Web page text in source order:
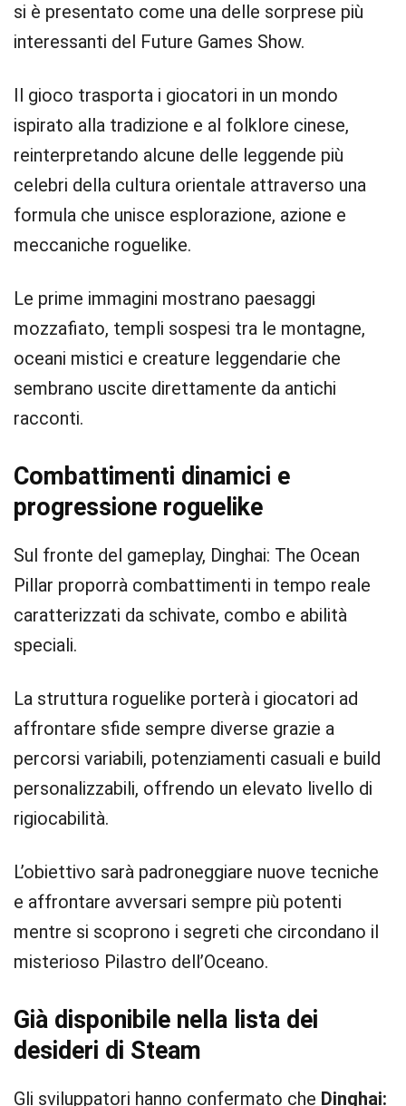
si è presentato come una delle sorprese più
interessanti del Future Games Show.
Il gioco trasporta i giocatori in un mondo
ispirato alla tradizione e al folklore cinese,
reinterpretando alcune delle leggende più
celebri della cultura orientale attraverso una
formula che unisce esplorazione, azione e
meccaniche roguelike.
Le prime immagini mostrano paesaggi
mozzafiato, templi sospesi tra le montagne,
oceani mistici e creature leggendarie che
sembrano uscite direttamente da antichi
racconti.
Combattimenti dinamici e
progressione roguelike
Sul fronte del gameplay, Dinghai: The Ocean
Pillar proporrà combattimenti in tempo reale
caratterizzati da schivate, combo e abilità
speciali.
La struttura roguelike porterà i giocatori ad
affrontare sfide sempre diverse grazie a
percorsi variabili, potenziamenti casuali e build
personalizzabili, offrendo un elevato livello di
rigiocabilità.
L’obiettivo sarà padroneggiare nuove tecniche
e affrontare avversari sempre più potenti
mentre si scoprono i segreti che circondano il
misterioso Pilastro dell’Oceano.
Già disponibile nella lista dei
desideri di Steam
Gli sviluppatori hanno confermato che Dinghai: